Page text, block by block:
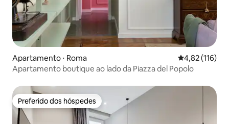
Apartamento ⋅ Roma 4,82 de uma
4,82 (116)
Apartamento boutique ao lado da Piazza del Popolo
Preferido dos hóspedes
Preferido dos hóspedes